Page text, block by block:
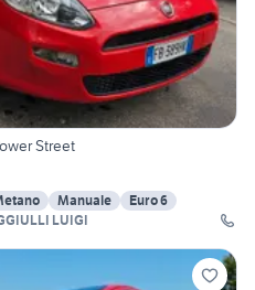
Street
Manuale
Euro 6
LUIGI